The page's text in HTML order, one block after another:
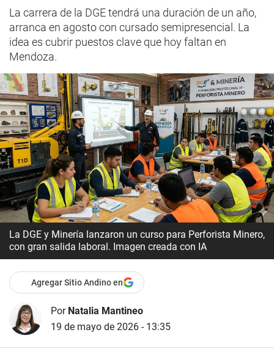
La carrera de la DGE tendrá una duración de un año,
arranca en agosto con cursado semipresencial. La
idea es cubrir puestos clave que hoy faltan en
Mendoza.
La DGE y Minería lanzaron un curso para Perforista Minero,
con gran salida laboral. Imagen creada con IA
Agregar Sitio Andino en
Por Natalia Mantineo
19 de mayo de 2026 - 13:35